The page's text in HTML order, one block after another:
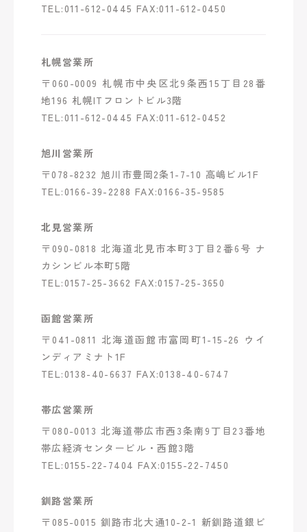
TEL:011-612-0445 FAX:011-612-0450
札幌営業所
〒060-0009 札幌市中央区北9条西15丁目28番
地196 札幌ITフロントビル3階
TEL:011-612-0445 FAX:011-612-0452
旭川営業所
〒078-8232 旭川市豊岡2条1-7-10 高嶋ビル1F
TEL:0166-39-2288 FAX:0166-35-9585
北見営業所
〒090-0818 北海道北見市本町3丁目2番6号 ナ
カシンビル本町5階
TEL:0157-25-3662 FAX:0157-25-3650
函館営業所
〒041-0811 北海道函館市富岡町1-15-26 ウイ
ンディアミナト1F
TEL:0138-40-6637 FAX:0138-40-6747
帯広営業所
〒080-0013 北海道帯広市西3条南9丁目23番地
帯広経済センタービル・西館3階
TEL:0155-22-7404 FAX:0155-22-7450
釧路営業所
〒085-0015 釧路市北大通10-2-1 新釧路道銀ビ